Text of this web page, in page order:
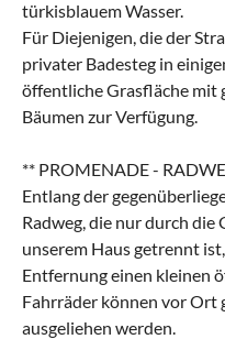
türkisblauem Wasser.
Für Diejenigen, die der
privater Badesteg in
öffentliche Grasfläche mit
Bäumen zur Verfügung.
** PROMENADE -
Entlang der
Radweg, die nur durch
unserem Haus getrennt
Entfernung einen kleinen
Fahrräder können vor Ort
ausgeliehen werden.